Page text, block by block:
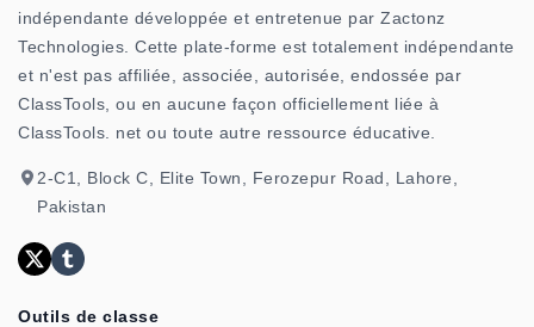
indépendante développée et entretenue par Zactonz
Technologies. Cette plate-forme est totalement indépendante
et n'est pas affiliée, associée, autorisée, endossée par
ClassTools, ou en aucune façon officiellement liée à
ClassTools. net ou toute autre ressource éducative.
2-C1, Block C, Elite Town, Ferozepur Road, Lahore,
Pakistan
Outils de classe